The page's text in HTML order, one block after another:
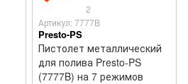
2
Артикул: 7777B
Presto-PS
Пистолет металлический
для полива Presto-PS
(7777B) на 7 режимов